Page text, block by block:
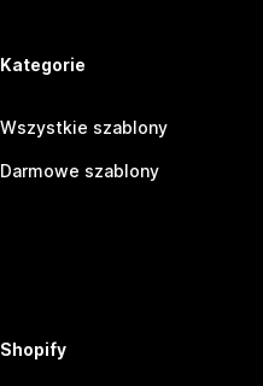
Kategorie
Wszystkie szablony
Darmowe szablony
Shopify